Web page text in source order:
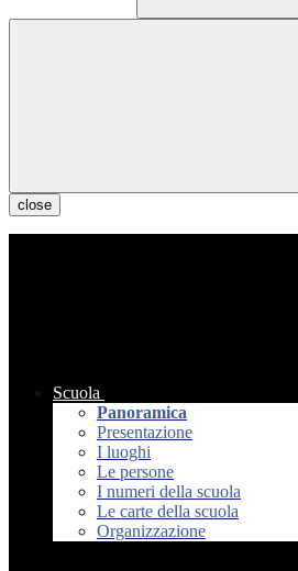
close
Scuola
Panoramica
Presentazione
I luoghi
Le persone
I numeri della scuola
Le carte della scuola
Organizzazione